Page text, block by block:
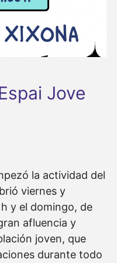
Jove
la actividad del
viernes y
y el domingo, de
afluencia y
joven, que
durante todo